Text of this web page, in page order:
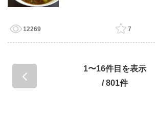
12269
7
1〜16件目を表示
/ 801件